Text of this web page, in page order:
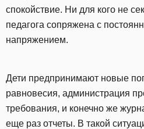
спокойствие. Ни для кого не
педагога сопряжена с
напряжением.
Дети предпринимают новые
равновесия, администрация
требования, и конечно же
еще раз отчеты. В такой